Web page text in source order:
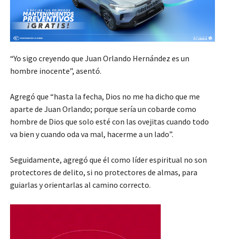
“Yo sigo creyendo que Juan Orlando Hernández es un
hombre inocente”, asentó.
Agregó que “hasta la fecha, Dios no me ha dicho que me
aparte de Juan Orlando; porque sería un cobarde como
hombre de Dios que solo esté con las ovejitas cuando todo
va bien y cuando oda va mal, hacerme a un lado”.
Seguidamente, agregó que él como líder espiritual no son
protectores de delito, si no protectores de almas, para
guiarlas y orientarlas al camino correcto.